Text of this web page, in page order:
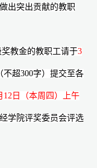
出突出贡献的教职
教金的教职工请于3
不超300字）提交至各
12 日（本周四）上午
学院评奖委员会评选